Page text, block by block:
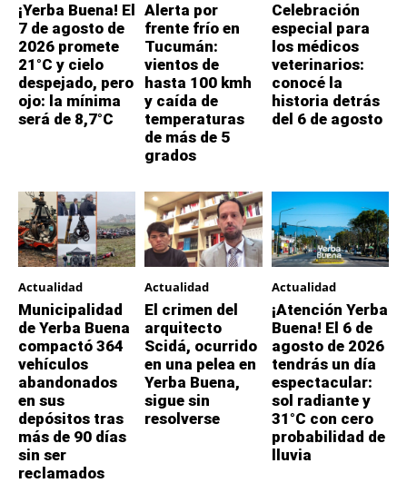
¡Yerba Buena! El
7 de agosto de
2026 promete
21°C y cielo
despejado, pero
ojo: la mínima
será de 8,7°C
Alerta por
frente frío en
Tucumán:
vientos de
hasta 100 kmh
y caída de
temperaturas
de más de 5
grados
Celebración
especial para
los médicos
veterinarios:
conocé la
historia detrás
del 6 de agosto
Actualidad
Municipalidad
de Yerba Buena
compactó 364
vehículos
abandonados
en sus
depósitos tras
más de 90 días
sin ser
reclamados
Actualidad
El crimen del
arquitecto
Scidá, ocurrido
en una pelea en
Yerba Buena,
sigue sin
resolverse
Actualidad
¡Atención Yerba
Buena! El 6 de
agosto de 2026
tendrás un día
espectacular:
sol radiante y
31°C con cero
probabilidad de
lluvia